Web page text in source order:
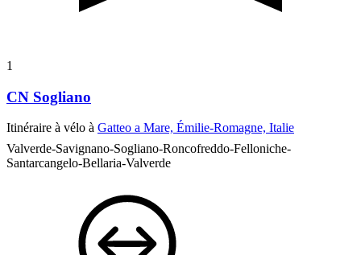
1
CN Sogliano
Itinéraire à vélo à Gatteo a Mare, Émilie-Romagne, Italie
Valverde-Savignano-Sogliano-Roncofreddo-Felloniche-
Santarcangelo-Bellaria-Valverde